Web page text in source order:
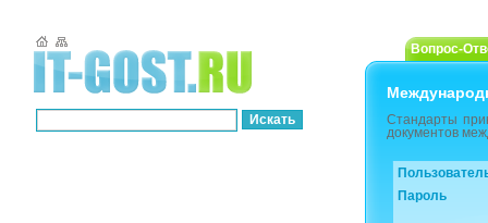
Вопрос-
Стандарты
документов
Пароль